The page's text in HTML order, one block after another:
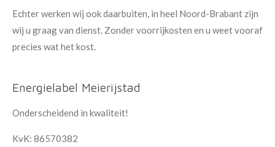
Echter werken wij ook daarbuiten, in heel Noord-Brabant zijn
wij u graag van dienst. Zonder voorrijkosten en u weet vooraf
precies wat het kost.
Energielabel Meierijstad
Onderscheidend in kwaliteit!
KvK: 86570382